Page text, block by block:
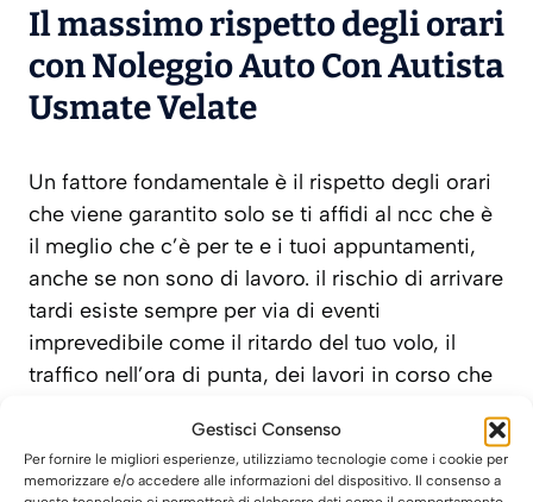
Gestisci Consenso
Per fornire le migliori esperienze, utilizziamo tecnologie come i cookie per
memorizzare e/o accedere alle informazioni del dispositivo. Il consenso a
Il massimo rispetto degli orari
con Noleggio Auto Con Autista
Usmate Velate
Un fattore fondamentale è il rispetto degli orari
che viene garantito solo se ti affidi al ncc che è
il meglio che c’è per te e i tuoi appuntamenti,
anche se non sono di lavoro. il rischio di arrivare
tardi esiste sempre per via di eventi
imprevedibile come il ritardo del tuo volo, il
traffico nell’ora di punta, dei lavori in corso che
tutto quello che un autista privato può fare per
farti arrivare sempre in orario, verrà di certo